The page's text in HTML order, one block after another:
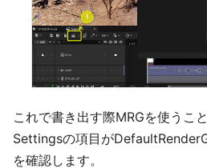
これで書き出す際MRGを使うこ
Settingsの項目が
を確認します。